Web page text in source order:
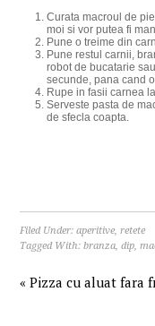
Curata macroul de
moi si vor putea fi
Pune o treime din
Pune restul carnii,
robot de bucatarie
secunde, pana cand
Rupe in fasii carnea
Serveste pasta de
de sfecla coapta.
Filed Under:aperitive,retete
Tagged With:branza,dip,
« Pizza cu aluat fara